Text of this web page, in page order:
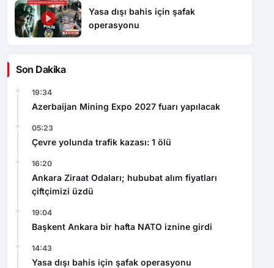
Yasa dışı bahis için şafak
operasyonu
Son Dakika
19:34
Azerbaijan Mining Expo 2027 fuarı yapılacak
05:23
Çevre yolunda trafik kazası: 1 ölü
16:20
Ankara Ziraat Odaları; hububat alım fiyatları
çiftçimizi üzdü
19:04
Başkent Ankara bir hafta NATO iznine girdi
14:43
Yasa dışı bahis için şafak operasyonu